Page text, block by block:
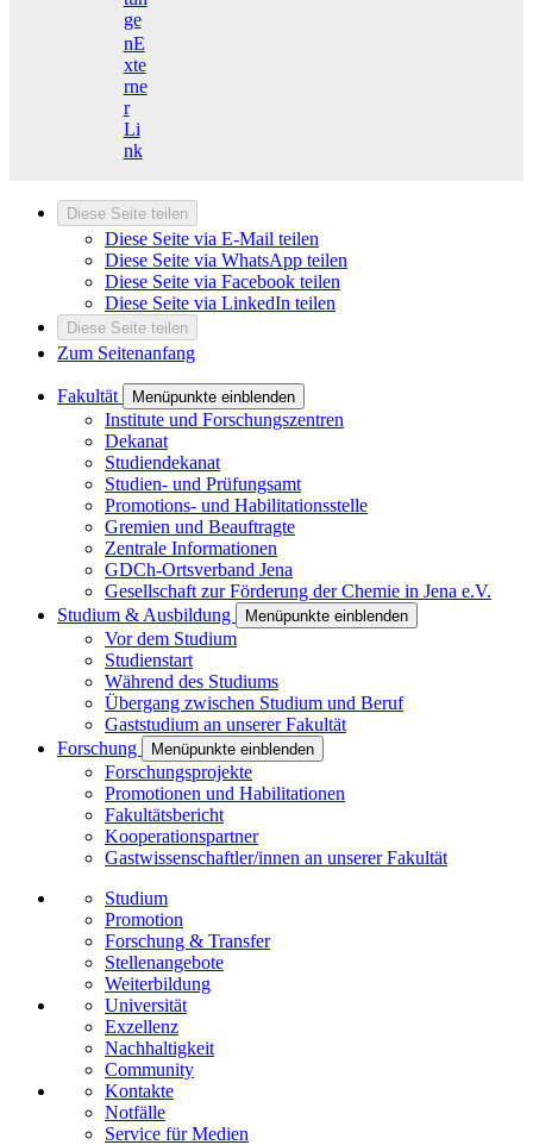
ge
nE
xte
rne
r
Li
nk
Diese Seite teilen
Diese Seite via E-Mail teilen
Diese Seite via WhatsApp teilen
Diese Seite via Facebook teilen
Diese Seite via LinkedIn teilen
Diese Seite teilen
Zum Seitenanfang
Fakultät Menüpunkte einblenden
Institute und Forschungszentren
Dekanat
Studiendekanat
Studien- und Prüfungsamt
Promotions- und Habilitationsstelle
Gremien und Beauftragte
Zentrale Informationen
GDCh-Ortsverband Jena
Gesellschaft zur Förderung der Chemie in Jena e.V.
Studium & Ausbildung
Menüpunkte einblenden
Vor dem Studium
Studienstart
Während des Studiums
Übergang zwischen Studium und Beruf
Gaststudium an unserer Fakultät
Forschung
Menüpunkte einblenden
Forschungsprojekte
Promotionen und Habilitationen
Fakultätsbericht
Kooperationspartner
Gastwissenschaftler/innen an unserer Fakultät
Studium
Promotion
Forschung & Transfer
Stellenangebote
Weiterbildung
Universität
Exzellenz
Nachhaltigkeit
Community
Kontakte
Notfälle
Service für Medien